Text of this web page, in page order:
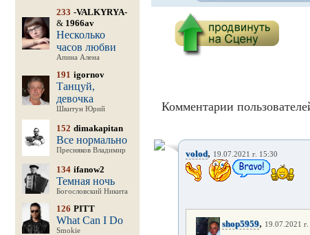
233 -VALKYRYA-
& 1966av
Несколько
часов любви
Апина Алена
191 igornov
Танцуй,
девочка
Шкитун Юрий
152 dimakapitan
Все нормально
Пресняков Владимир
134 ifanow2
Темная ночь
Богословский Никита
126 PITT
What Can I Do
Smokie
Комментарии
volod, 19.07.2021 г. 15:30
shop5959, 19.07.2021